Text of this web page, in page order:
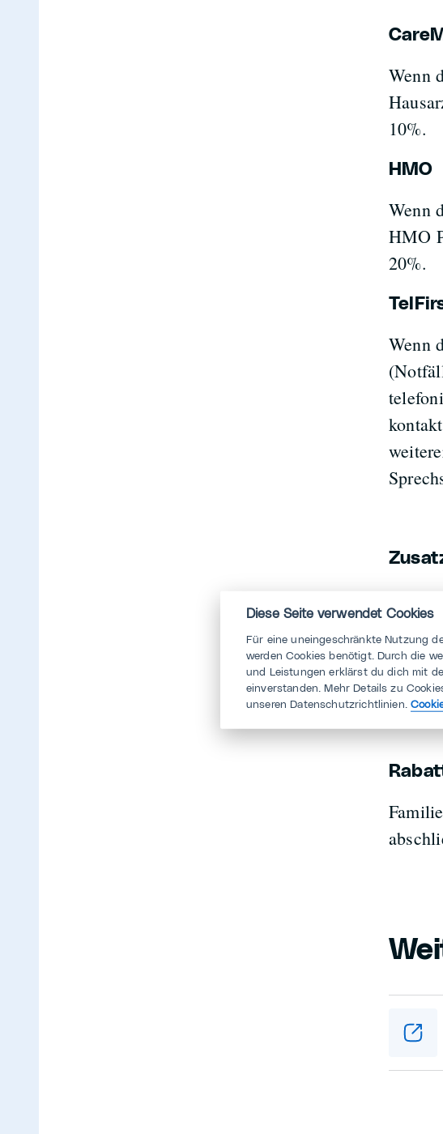
Wenn
10%.
HMO
Wenn
HMO
20%.
Wenn
Diese Seite verwendet Cookies
Für eine uneingeschränkte Nutzung
werden Cookies benötigt. Durch die
und Leistungen erklärst du dich mit
einverstanden. Mehr Details zu
unseren Datenschutzrichtlinien.